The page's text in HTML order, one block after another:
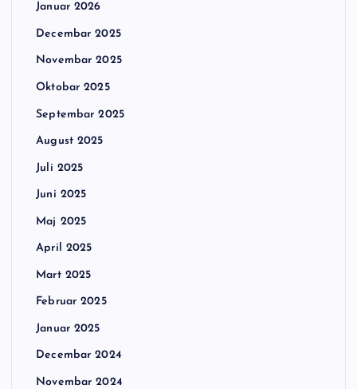
Januar 2026
Decembar 2025
Novembar 2025
Oktobar 2025
Septembar 2025
August 2025
Juli 2025
Juni 2025
Maj 2025
April 2025
Mart 2025
Februar 2025
Januar 2025
Decembar 2024
Novembar 2024